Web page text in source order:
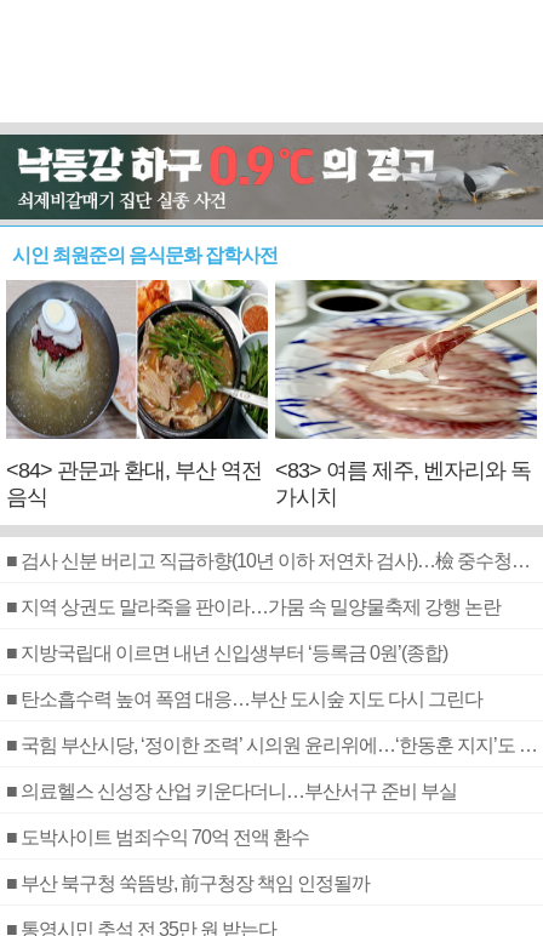
시인 최원준의 음식문화 잡학사전
<84> 관문과 환대, 부산 역전
음식
<83> 여름 제주, 벤자리와 독
가시치
■ 검사 신분 버리고 직급하향(10년 이하 저연차 검사)…檢 중수청행 기피
■ 지역 상권도 말라죽을 판이라…가뭄 속 밀양물축제 강행 논란
■ 지방국립대 이르면 내년 신입생부터 ‘등록금 0원’(종합)
■ 탄소흡수력 높여 폭염 대응…부산 도시숲 지도 다시 그린다
■ 국힘 부산시당, ‘정이한 조력’ 시의원 윤리위에…‘한동훈 지지’도 신고접수
■ 의료헬스 신성장 산업 키운다더니…부산서구 준비 부실
■ 도박사이트 범죄수익 70억 전액 환수
■ 부산 북구청 쑥뜸방, 前구청장 책임 인정될까
■ 통영시민 추석 전 35만 원 받는다